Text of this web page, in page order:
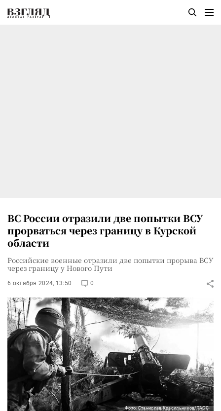
ВС России отразили две попытки ВСУ
прорваться через границу в Курской
области
Российские военные отразили две попытки прорыва ВСУ
через границу у Нового Пути
6 октября 2024, 13:50 0
Фото: Станислав Красильников/ТАСС